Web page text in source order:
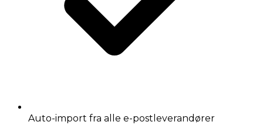
Auto-import fra alle e-postleverandører